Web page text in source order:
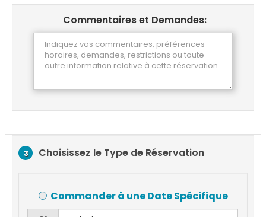
Commentaires et Demandes:
3 Choisissez le Type de Réservation
Commander à une Date Spécifique